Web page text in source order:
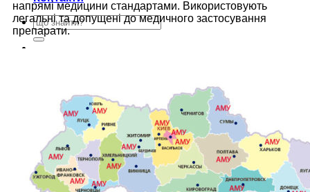
напрямі медицини стандартами. Використовують
легальні та допущені до медичного застосування
препарати.